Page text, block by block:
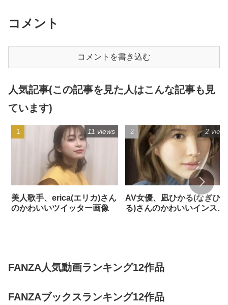
コメント
コメントを書き込む
人気記事(この記事を見た人はこんな記事も見
ています)
美人歌手、erica(エリカ)さん
のかわいいツイッター画像
11 views
AV女優、凪ひかる(なぎひか
る)さんのかわいいインスタ
2
FANZA人気動画ランキング12作品
FANZAブックスランキング12作品